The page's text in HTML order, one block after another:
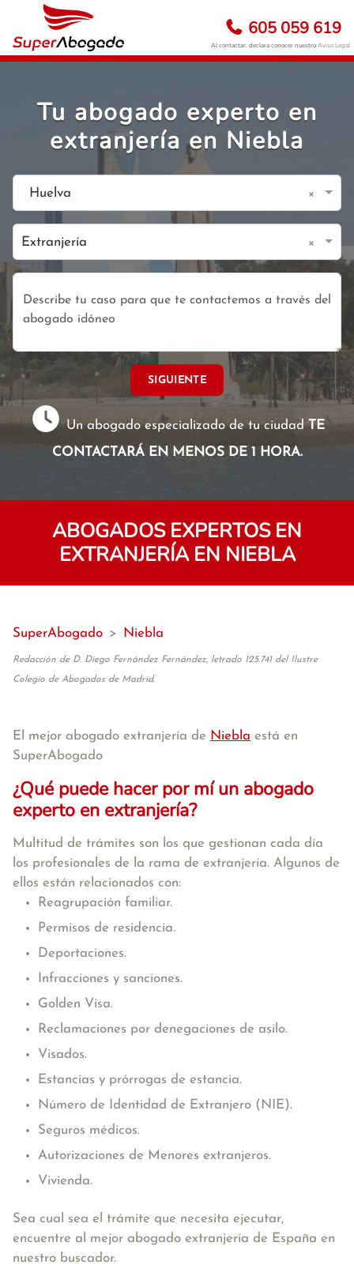
605 059 619
Al contactar, declara conocer nuestroAviso Legal
Tu abogado experto en
extranjería en Niebla
Huelva ×
Extranjería ×
SIGUIENTE
Un abogado especializado de tu ciudadTE
CONTACTARÁ EN MENOS DE 1 HORA.
ABOGADOS EXPERTOS EN
EXTRANJERÍA EN NIEBLA
SuperAbogado > Niebla
Redacción de D. Diego Fernández Fernández, letrado 125.741 del Ilustre
Colegio de Abogados de Madrid.
El mejor abogado extranjería de Niebla está en
SuperAbogado
¿Qué puede hacer por mí un abogado
experto en extranjería?
Multitud de trámites son los que gestionan cada día
los profesionales de la rama de extranjería. Algunos de
ellos están relacionados con:
Reagrupación familiar.
Permisos de residencia.
Deportaciones.
Infracciones y sanciones.
Golden Visa.
Reclamaciones por denegaciones de asilo.
Visados.
Estancias y prórrogas de estancia.
Número de Identidad de Extranjero (NIE).
Seguros médicos.
Autorizaciones de Menores extranjeros.
Vivienda.
Sea cual sea el trámite que necesita ejecutar,
encuentre al mejor abogado extranjería de España en
nuestro buscador.